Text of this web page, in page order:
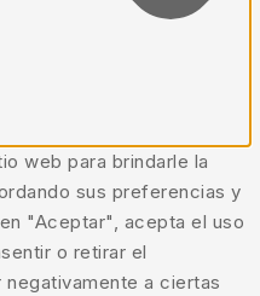
web para brindarle la
sus preferencias y
"Aceptar", acepta el uso
o retirar el
a ciertas